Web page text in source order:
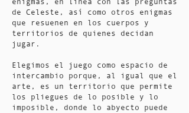
de Celeste, así como otros enigmas
que resuenen en los cuerpos y
territorios de quienes decidan
jugar.
Elegimos el juego como espacio de
intercambio porque, al igual que el
arte, es un territorio que permite
los pliegues de lo posible y lo
imposible, donde lo abyecto puede